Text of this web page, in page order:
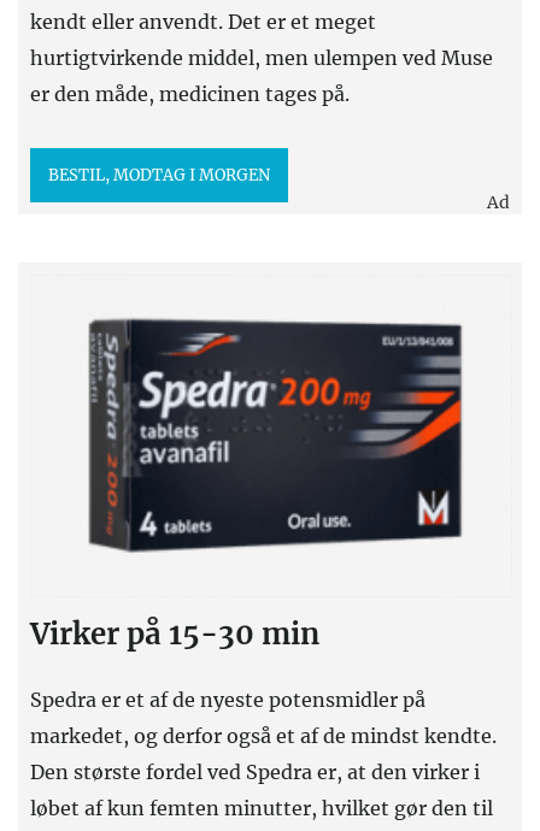
kendt eller anvendt. Det er et meget
hurtigtvirkende middel, men ulempen ved Muse
er den måde, medicinen tages på.
BESTIL, MODTAG I MORGEN
Ad
Virker på 15-30 min
Spedra er et af de nyeste potensmidler på
markedet, og derfor også et af de mindst kendte.
Den største fordel ved Spedra er, at den virker i
løbet af kun femten minutter, hvilket gør den til